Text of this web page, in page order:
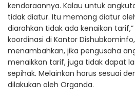
kendaraannya. Kalau untuk
tidak diatur. Itu memang diatur
diarahkan tidak ada kenaikan
koordinasi di Kantor
menambahkan, jika pengusaha
menaikkan tarif, juga tidak dapat
sepihak. Melainkan harus sesuai
dilakukan oleh Organda.